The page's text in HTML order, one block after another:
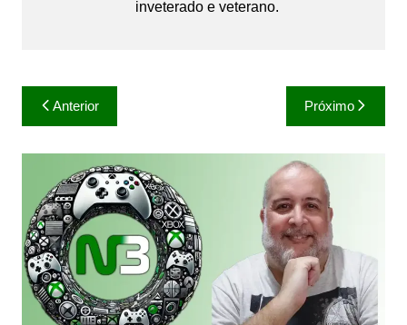
inveterado e veterano.
Navegação
de
Post
Anterior Próximo